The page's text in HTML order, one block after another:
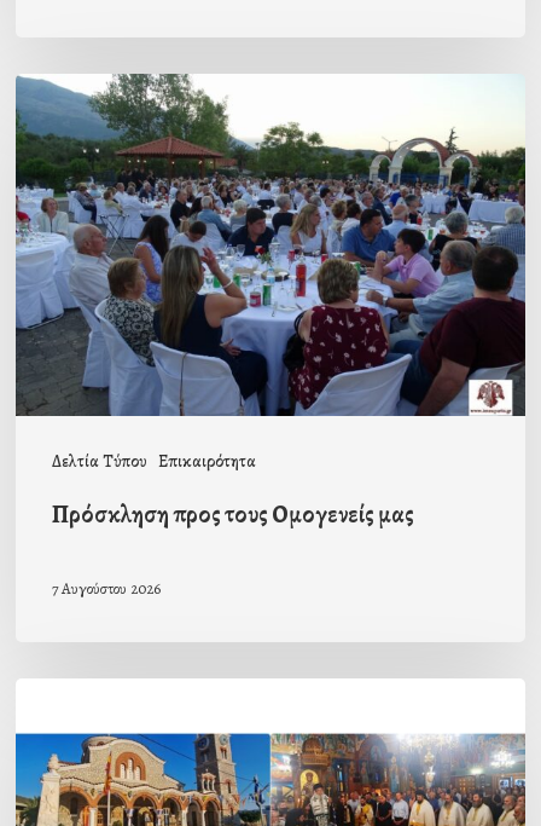
Δελτία Τύπου Επικαιρότητα
Πρόσκληση
προς
τους
Ομογενείς
μας
Πρόσκληση προς τους Ομογενείς μας
7 Αυγούστου 2026
εορτή
της
Μεταμορφώσεως